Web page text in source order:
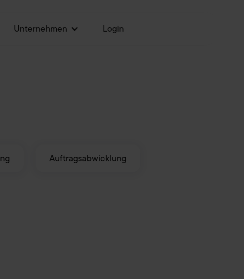
Unternehmen Login
Auftragsabwicklung